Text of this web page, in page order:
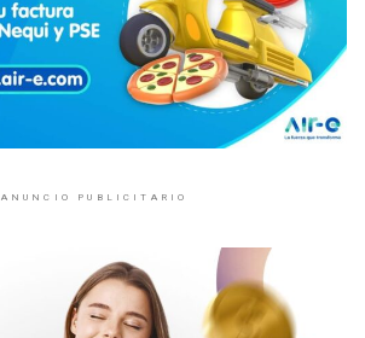
ANUNCIO PUBLICITARIO